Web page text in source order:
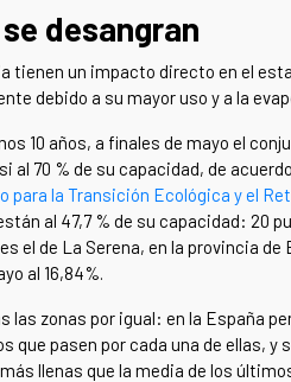
desangran
tienen un impacto directo en el
debido a su mayor uso y a la
10 años, a finales de mayo el
al 70 % de su capacidad, de
para la Transición Ecológica y el
al 47,7 % de su capacidad: 20
el de La Serena, en la provincia
al 16,84%.
las zonas por igual: en la España
que pasen por cada una de ellas,
llenas que la media de los